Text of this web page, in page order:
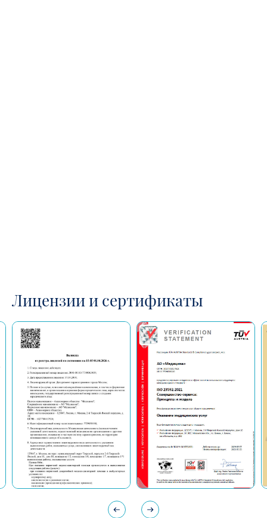
Лицензии и сертификаты